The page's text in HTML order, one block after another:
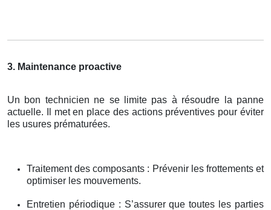
3. Maintenance proactive
Un bon technicien ne se limite pas à résoudre la panne
actuelle. Il met en place des actions préventives pour éviter
les usures prématurées.
Traitement des composants : Prévenir les frottements et
optimiser les mouvements.
Entretien périodique : S’assurer que toutes les parties